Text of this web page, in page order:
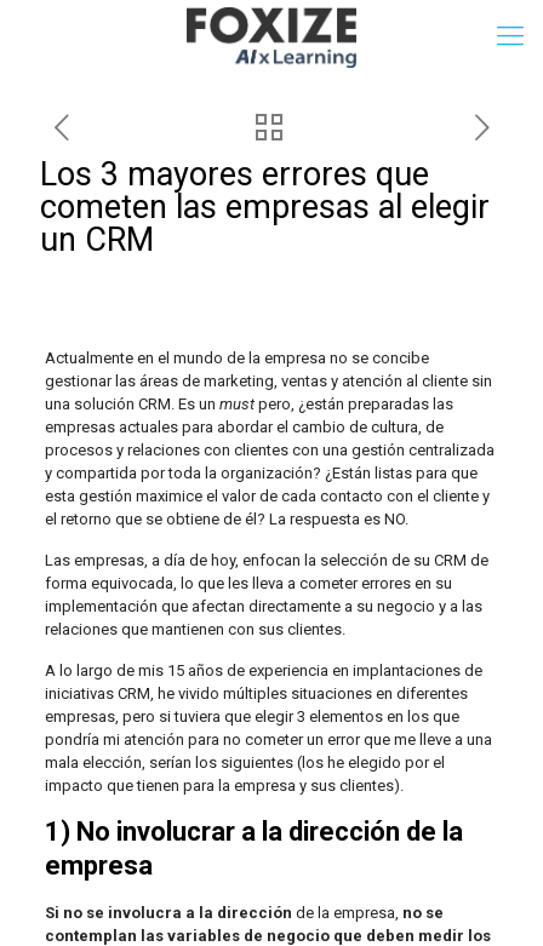
Los 3 mayores errores que
cometen las empresas al elegir
un CRM
Actualmente en el mundo de la empresa no se concibe
gestionar las áreas de marketing, ventas y atención al cliente sin
una solución CRM. Es un mustpero, ¿están preparadas las
empresas actuales para abordar el cambio de cultura, de
procesos y relaciones con clientes con una gestión centralizada
y compartida por toda la organización? ¿Están listas para que
esta gestión maximice el valor de cada contacto con el cliente y
el retorno que se obtiene de él? La respuesta es NO.
Las empresas, a día de hoy, enfocan la selección de su CRM de
forma equivocada, lo que les lleva a cometer errores en su
implementación que afectan directamente a su negocio y a las
relaciones que mantienen con sus clientes.
A lo largo de mis 15 años de experiencia en implantaciones de
iniciativas CRM, he vivido múltiples situaciones en diferentes
empresas, pero si tuviera que elegir 3 elementos en los que
pondría mi atención para no cometer un error que me lleve a una
mala elección, serían los siguientes (los he elegido por el
impacto que tienen para la empresa y sus clientes).
1) No involucrar a la dirección de la
empresa
Si no se involucra a la dirección de la empresa, no se
contemplan las variables de negocio que deben medir los